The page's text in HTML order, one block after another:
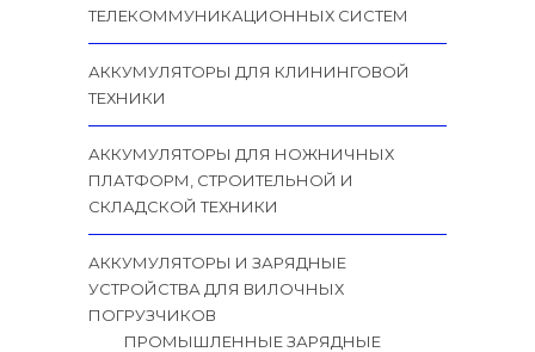
ТЕЛЕКОММУНИКАЦИОННЫХ СИСТЕМ
АККУМУЛЯТОРЫ ДЛЯ КЛИНИНГОВОЙ
ТЕХНИКИ
АККУМУЛЯТОРЫ ДЛЯ НОЖНИЧНЫХ
ПЛАТФОРМ, СТРОИТЕЛЬНОЙ И
СКЛАДСКОЙ ТЕХНИКИ
АККУМУЛЯТОРЫ И ЗАРЯДНЫЕ
УСТРОЙСТВА ДЛЯ ВИЛОЧНЫХ
ПОГРУЗЧИКОВ
ПРОМЫШЛЕННЫЕ ЗАРЯДНЫЕ